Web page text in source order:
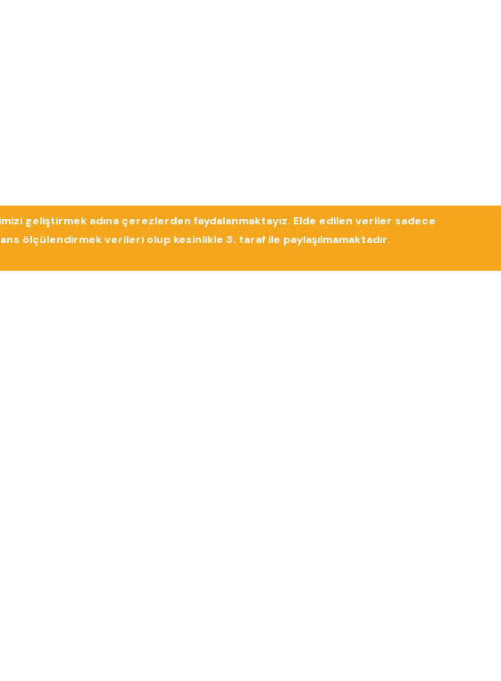
geliştirmek adına çerezlerden faydalanmaktayız. Elde edilen veriler sadece
ölçülendirmek verileri olup kesinlikle 3. taraf ile paylaşılmamaktadır.